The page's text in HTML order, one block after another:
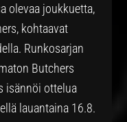
olevaa joukkuetta,
kohtaavat
Runkosarjan
Butchers
isännöi ottelua
lauantaina 16.8.